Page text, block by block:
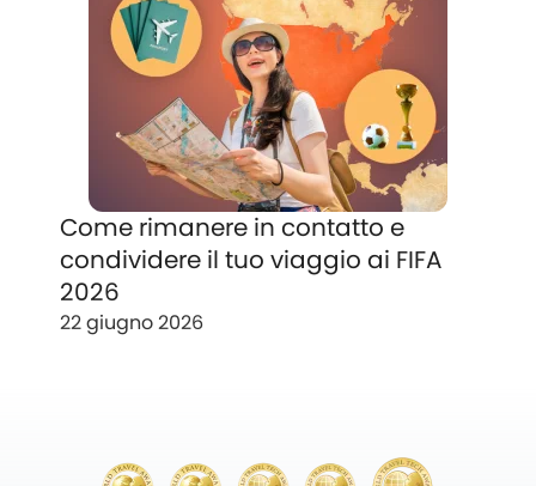
Come rimanere in contatto e
condividere il tuo viaggio ai FIFA
2026
22 giugno 2026